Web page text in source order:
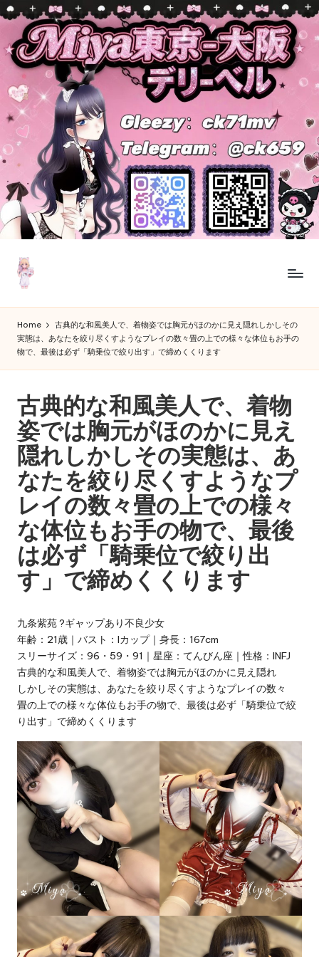
to
content
M
iy
a
東
京
大
阪
デ
リ
ヘ
ル
|
出
張
エ
ス
テ
・
泡
泡
浴
・
健
派
送
・
大
阪
出
張！
Miya
の
極
上
癒
し
と
濃
厚
サ
ー
ス
♡
本
日
出
勤・
新
人
情
報・
口
コ
Home
古典的な和風美人で、着物姿では胸元がほのかに見え隠れしかしその
実態は、あなたを絞り尽くすようなプレイの数々畳の上での様々な体位もお手の
物で、最後は必ず「騎乗位で絞り出す」で締めくくります
古典的な和風美人で、着物
姿では胸元がほのかに見え
隠れしかしその実態は、あ
なたを絞り尽くすようなプ
レイの数々畳の上での様々
な体位もお手の物で、最後
は必ず「騎乗位で絞り出
す」で締めくくります
九条紫苑 ?ギャップあり不良少女
年齢：21歳｜バスト：Iカップ｜身長：167cm
スリーサイズ：96・59・91｜星座：てんびん座｜性格：INFJ
古典的な和風美人で、着物姿では胸元がほのかに見え隠れ
しかしその実態は、あなたを絞り尽くすようなプレイの数々
畳の上での様々な体位もお手の物で、最後は必ず「騎乗位で絞
り出す」で締めくくります